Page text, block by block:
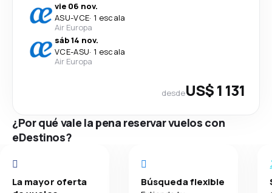
vie 06 nov.
ASU-VCE· 1 escala
Air Europa
sáb 14 nov.
VCE-ASU· 1 escala
Air Europa
desdeUS$ 1 131
¿Por qué vale la pena reservar vuelos con
eDestinos?
La mayor oferta
Búsqueda flexible